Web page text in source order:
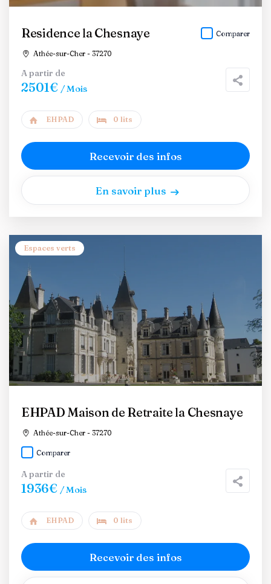
Residence la Chesnaye
Athée-sur-Cher - 37270
Comparer
A partir de
2501€ / Mois
EHPAD 0 lits
Recevoir des infos
En savoir plus
Espaces verts
EHPAD Maison de Retraite la Chesnaye
Athée-sur-Cher - 37270
Comparer
A partir de
1936€ / Mois
EHPAD 0 lits
Recevoir des infos